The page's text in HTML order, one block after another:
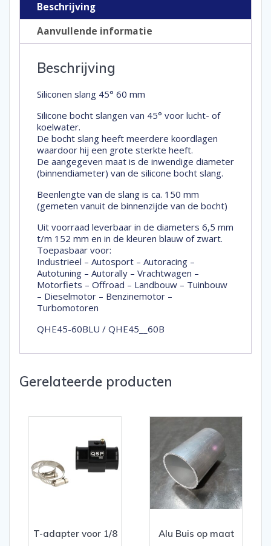
Beschrijving
Aanvullende informatie
Beschrijving
Siliconen slang 45° 60 mm
Silicone bocht slangen van 45° voor lucht- of
koelwater.
De bocht slang heeft meerdere koordlagen
waardoor hij een grote sterkte heeft.
De aangegeven maat is de inwendige diameter
(binnendiameter) van de silicone bocht slang.
Beenlengte van de slang is ca. 150 mm
(gemeten vanuit de binnenzijde van de bocht)
Uit voorraad leverbaar in de diameters 6,5 mm
t/m 152 mm en in de kleuren blauw of zwart.
Toepasbaar voor:
Industrieel – Autosport – Autoracing –
Autotuning – Autorally – Vrachtwagen –
Motorfiets – Offroad – Landbouw – Tuinbouw
– Dieselmotor – Benzinemotor –
Turbomotoren
QHE45-60BLU / QHE45__60B
Gerelateerde producten
T-adapter voor 1/8
Alu Buis op maat